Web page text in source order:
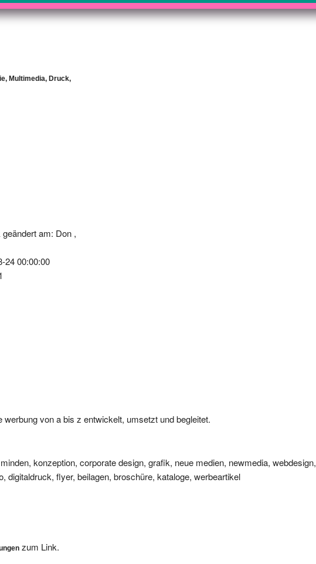
Multimedia, Druck,
am: Don ,
24 00:00:00
von a bis z entwickelt, umsetzt und begleitet.
konzeption, corporate design, grafik, neue medien, newmedia, webdesign,
digitaldruck, flyer, beilagen, broschüre, kataloge, werbeartikel
zum Link.